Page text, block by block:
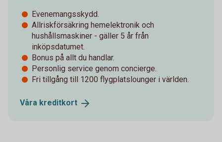
Evenemangsskydd.
Allriskförsäkring hemelektronik och
hushållsmaskiner - gäller 5 år från
inköpsdatumet.
Bonus på allt du handlar.
Personlig service genom concierge.
Fri tillgång till 1200 flygplatslounger i världen.
Våra kreditkort